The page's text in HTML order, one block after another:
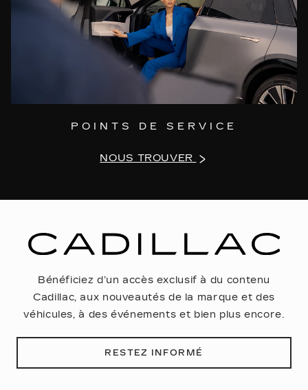
POINTS DE SERVICE
NOUS TROUVER